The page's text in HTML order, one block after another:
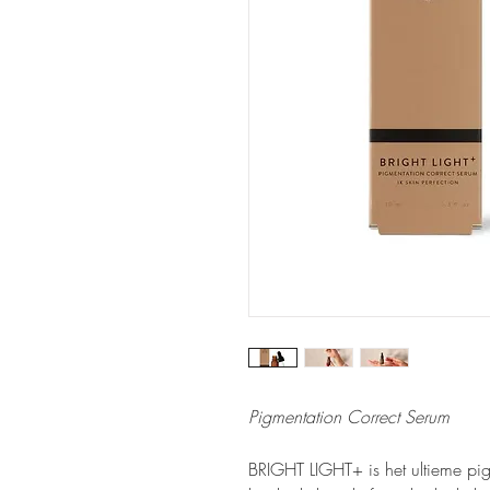
Pigmentation Correct Serum
BRIGHT LIGHT+ is het ultieme